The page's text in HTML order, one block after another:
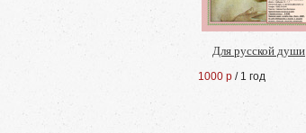
Для русской души
1000 р / 1 год